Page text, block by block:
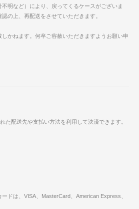
明など）により、戻ってくるケースがございま
の上、再配送をさせていただきます。
かねます。何卒ご容赦いただきますようお願い申
た配送先や支払い方法を利用して決済できます。
ドは、VISA、MasterCard、American Express、